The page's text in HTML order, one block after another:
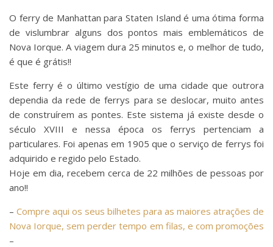
O ferry de Manhattan para Staten Island é uma ótima forma
de vislumbrar alguns dos pontos mais emblemáticos de
Nova Iorque. A viagem dura 25 minutos e, o melhor de tudo,
é que é grátis!!
Este ferry é o último vestígio de uma cidade que outrora
dependia da rede de ferrys para se deslocar, muito antes
de construírem as pontes. Este sistema já existe desde o
século XVIII e nessa época os ferrys pertenciam a
particulares. Foi apenas em 1905 que o serviço de ferrys foi
adquirido e regido pelo Estado.
Hoje em dia, recebem cerca de 22 milhões de pessoas por
ano!!
– Compre aqui os seus bilhetes para as maiores atrações de
Nova Iorque, sem perder tempo em filas, e com promoções
–